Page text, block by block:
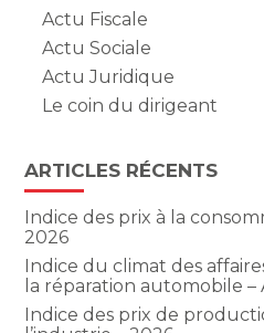
Actu Fiscale
Actu Sociale
Actu Juridique
Le coin du dirigeant
ARTICLES RÉCENTS
Indice des prix à la
2026
Indice du climat des
la réparation automobile –
Indice des prix de